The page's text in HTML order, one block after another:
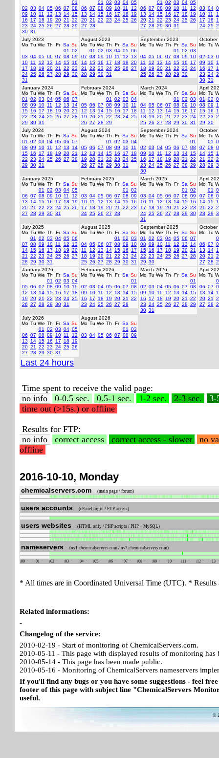
01
02 03 04 05 06 07 08
09
10 11 12 13 14 15
16
17 18 19 20 21
22
23 24 25 26 27 28 29
30 31
01 02 03 04 05
06 07 08 09 10 11
12
13
14 15 16 17 18
19
20 21 22 23 24 25 26
27 28
01 02 03 04 05
06 07 08 09 10 11
12
13
14 15 16 17 18
19
20 21 22 23 24 25 26
27 28 29 30 31
03 04
10 11
17
18
24 25
July 2023
Mo Tu We Th Fr Sa Su
01
02
03 04 05 06 07 08 09
10 11 12 13 14 15 16
17
18 19 20 21 22 23
24 25 26 27 28 29 30
31
August 2023
Mo Tu We Th Fr Sa Su
01
02 03 04 05 06
07 08 09 10 11 12
13
14 15 16 17 18 19 20
21
22 23 24 25 26 27
28 29 30 31
September 2023
Mo Tu We Th Fr Sa Su
01
02 03
04 05 06 07 08 09
10
11
12 13 14 15 16
17
18
19 20 21 22 23 24
25 26 27 28 29 30
October
Mo Tu
02 03
09
10
16
17
23 24
30 31
January 2024
Mo Tu We Th Fr Sa Su
01
02 03 04 05 06 07
08 09 10 11 12 13
14
15 16 17 18 19 20 21
22 23 24 25 26 27 28
29 30 31
February 2024
Mo Tu We Th Fr Sa Su
01
02 03 04
05 06 07 08 09 10 11
12
13 14 15 16 17
18
19 20 21 22 23 24 25
26 27 28 29
March 2024
Mo Tu We Th Fr Sa Su
01
02 03
04 05 06 07 08 09
10
11
12 13 14 15 16
17
18
19 20 21 22 23 24
25 26 27 28 29 30 31
April
Mo Tu
01
02
08 09
15 16
22 23
29 30
July 2024
Mo Tu We Th Fr Sa Su
01
02 03 04 05 06 07
08 09 10 11 12 13
14
15 16 17 18 19 20 21
22 23 24 25 26 27 28
29 30 31
August 2024
Mo Tu We Th Fr Sa Su
01
02 03 04
05 06 07 08 09 10 11
12
13 14 15 16 17
18
19 20 21 22 23 24 25
26 27 28 29 30 31
September 2024
Mo Tu We Th Fr Sa Su
01
02 03 04 05 06 07 08
09
10 11 12 13 14 15
16
17 18 19 20 21
22
23 24 25 26 27 28 29
30
October
Mo Tu
01
07 08
14 15
21
22
28 29
January 2025
Mo Tu We Th Fr Sa Su
01
02 03 04 05
06 07 08 09 10 11
12
13
14 15 16 17 18
19
20 21 22 23 24 25 26
27 28 29 30 31
February 2025
Mo Tu We Th Fr Sa Su
01
02
03 04 05 06 07 08 09
10 11 12 13 14 15 16
17
18 19 20 21 22 23
24 25 26 27 28
March 2025
Mo Tu We Th Fr Sa Su
01
02
03 04 05 06 07 08 09
10 11 12 13 14 15 16
17
18 19 20 21 22 23
24 25 26 27 28 29 30
31
April
Mo Tu
01
07 08
14 15
21
22
28 29
July 2025
Mo Tu We Th Fr Sa Su
01
02 03 04 05 06
07 08 09 10 11 12
13
14 15 16 17 18 19 20
21
22 23 24 25 26 27
28 29 30 31
August 2025
Mo Tu We Th Fr Sa Su
01
02 03
04 05 06 07 08 09
10
11
12 13 14 15 16
17
18
19 20 21 22 23 24
25 26 27 28 29 30 31
September 2025
Mo Tu We Th Fr Sa Su
01
02 03 04 05 06 07
08 09 10 11 12 13
14
15 16 17 18 19 20 21
22 23 24 25 26 27 28
29 30
October
Mo Tu
06 07
13
14
20 21
27 28
January 2026
Mo Tu We Th Fr Sa Su
01
02 03 04
05 06 07 08 09 10 11
12
13 14 15 16 17
18
19 20 21 22 23 24 25
26 27 28 29 30 31
February 2026
Mo Tu We Th Fr Sa Su
01
02 03 04 05 06 07 08
09
10 11 12 13 14 15
16
17 18 19 20 21
22
23 24 25 26 27 28
March 2026
Mo Tu We Th Fr Sa Su
01
02 03 04 05 06 07 08
09
10 11 12 13 14 15
16
17 18 19 20 21
22
23 24 25 26 27 28 29
30 31
April
Mo Tu
06 07
13
14
20 21
27 28
July 2026
Mo Tu We Th Fr Sa Su
01
02 03 04 05
06 07 08 09 10 11
12
13
14 15 16 17 18
19
20 21 22 23 24 25 26
27 28 29 30 31
August 2026
Mo Tu We Th Fr Sa Su
01
02
03 04 05 06 07 08 09
Last 24 hours
Time spent to receive the valid page:
no info
0-0.5 sec. 0.5-1 sec. 1-2 sec. 2-3 sec.
3-
time out (>15s.) or offline
Results for FTP:
no info
correct access correct access - slower
no
offline
2016-10-10, Monday
chemicalservers.com (main page / forum)
users accounts (cPanel login / FTP access)
users websites (HTML only / PHP scripts / PHP + MySQL)
nameservers (ns1.chemicalservers.com / ns2.chemicalservers.com)
00 01 02 03 04 05 06 07 08 09 10 11 12 13
* All times are in Coordinated Universal Time (UTC). * Results
Related informations:
-
Changelog of the service:
2010-02-19 - Start of monitoring of ChemicalServers.com.
2010-05-11 - This page with displayed results of monitoring has
2010-05-14 - This page has been made public.
2010-05-16 - Monitoring of ChemicalServers nameservers
If you'll find any bugs or you have some suggestions - feel
footer of this page with subject line "ChemicalServers
useful.
©